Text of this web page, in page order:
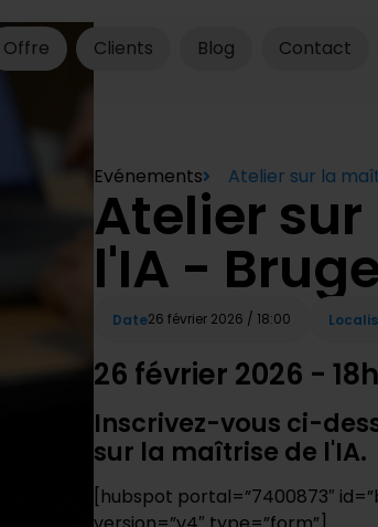
Offre Clients Blog Contact
Evénements Atelier sur la
Atelier
l'IA -
Date26 février 2026 / 18:00
26 février 2026 -
Inscrivez-vous ci-
sur la maîtrise de l'IA.
[hubspot portal=”7400873″